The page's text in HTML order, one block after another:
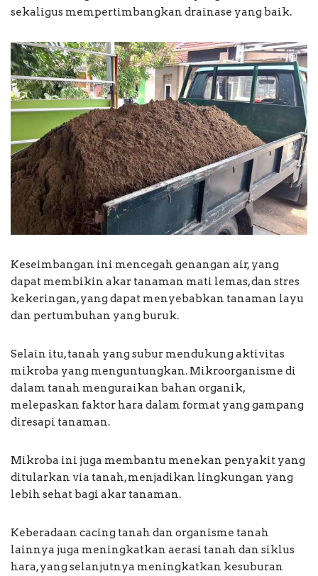
sekaligus mempertimbangkan drainase yang baik.
Keseimbangan ini mencegah genangan air, yang
dapat membikin akar tanaman mati lemas, dan stres
kekeringan, yang dapat menyebabkan tanaman layu
dan pertumbuhan yang buruk.
Selain itu, tanah yang subur mendukung aktivitas
mikroba yang menguntungkan. Mikroorganisme di
dalam tanah menguraikan bahan organik,
melepaskan faktor hara dalam format yang gampang
diresapi tanaman.
Mikroba ini juga membantu menekan penyakit yang
ditularkan via tanah, menjadikan lingkungan yang
lebih sehat bagi akar tanaman.
Keberadaan cacing tanah dan organisme tanah
lainnya juga meningkatkan aerasi tanah dan siklus
hara, yang selanjutnya meningkatkan kesuburan